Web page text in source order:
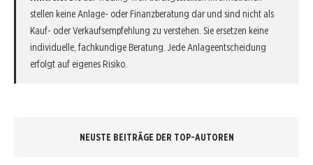
stellen keine Anlage- oder Finanzberatung dar und sind nicht als
Kauf- oder Verkaufsempfehlung zu verstehen. Sie ersetzen keine
individuelle, fachkundige Beratung. Jede Anlageentscheidung
erfolgt auf eigenes Risiko.
NEUSTE BEITRÄGE DER TOP-AUTOREN